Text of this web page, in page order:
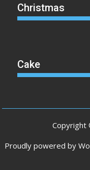
Christmas
Cake
Copyright
Proudly powered by